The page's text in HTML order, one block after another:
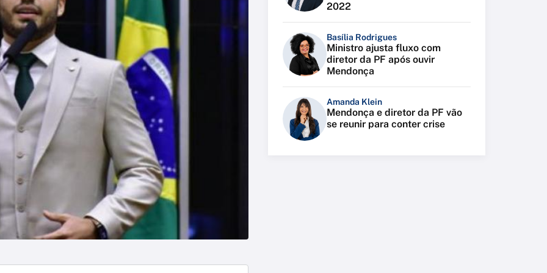
2022
Basília Rodrigues
Ministro ajusta fluxo com
diretor da PF após ouvir
Mendonça
Amanda Klein
Mendonça e diretor da PF vão
se reunir para conter crise